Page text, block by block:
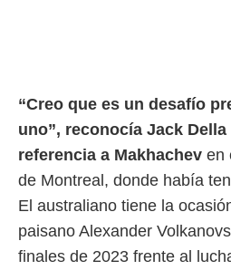
“Creo que es un desafío
uno”, reconocía Jack Della
referencia a Makhachev en
de Montreal, donde había
El australiano tiene la
paisano Alexander
finales de 2023 frente al